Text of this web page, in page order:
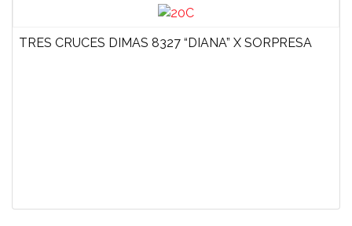
TRES CRUCES DIMAS 8327 “DIANA” X SORPRESA